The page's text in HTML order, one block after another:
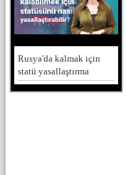
Rusya'da kalmak için
statü yasallaştırma